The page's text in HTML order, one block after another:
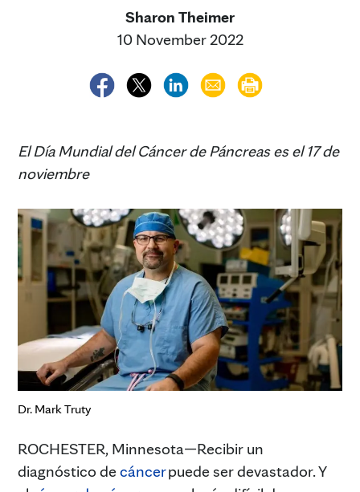
Sharon Theimer
10 November 2022
El Día Mundial del Cáncer de Páncreas es el 17 de
noviembre
Dr. Mark Truty
ROCHESTER, Minnesota—Recibir un
diagnóstico decáncerpuede ser devastador. Y